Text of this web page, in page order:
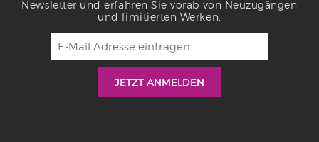
Newsletter und erfahren Sie vorab von Neuzugängen
und limitierten Werken.